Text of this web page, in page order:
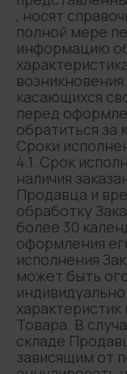
, носят
полной мере
информацию
касающихся
перед
обратиться за
Сроки
4.1. Срок
наличия
Продавца и
обработку
более 30
оформления
исполнения
может быть
характеристик
Товара. В
складе
зависящим от